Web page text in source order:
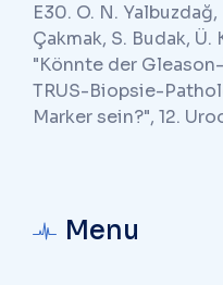
E30. O. N.
Çakmak, S. Budak, Ü.
"Könnte der
TRUS-Biopsie-
Marker sein?", 12.
Menu